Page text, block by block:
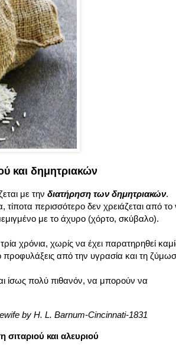
και δημητριακών
με την διατήρηση των δημητριακών.
τίποτα περισσότερο δεν χρειάζεται από το
με το άχυρο (χόρτο, σκύβαλο).
χρόνια, χωρίς να έχει παρατηρηθεί
προφυλάξεις από την υγρασία και τη
ίσως πολύ πιθανόν, να μπορούν να
by H. L. Barnum-Cincinnati-1831
και αλευριού